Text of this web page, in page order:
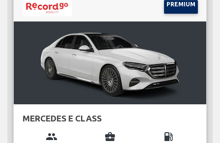
PREMIUM
MERCEDES E CLASS
group business_center local_gas_station